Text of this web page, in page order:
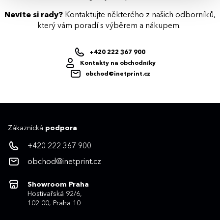
Nevíte si rady? Kontaktujte některého z našich odborníků,
který vám poradí s výběrem a nákupem.
+420 222 367 900
Kontakty na obchodníky
obchod@inetprint.cz
Zákaznická podpora
+420 222 367 900
obchod@inetprint.cz
Showroom Praha
Hostivařská 92/6,
102 00, Praha 10